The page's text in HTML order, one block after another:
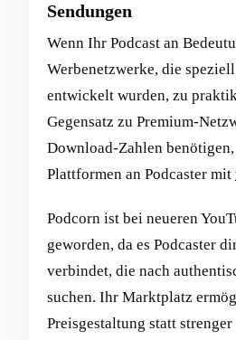
Sendungen
Wenn Ihr Podcast an
Werbenetzwerke, die
entwickelt wurden, zu
Gegensatz zu Premium-
Download-Zahlen
Plattformen an Podcaster mit
Podcorn ist bei neueren
geworden, da es Podcaster
verbindet, die nach
suchen. Ihr Marktplatz
Preisgestaltung statt